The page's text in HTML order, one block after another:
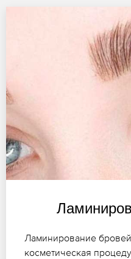
Ламинирование
косметическая